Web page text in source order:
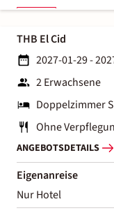
THB El Cid
2027-01-29 -
2 Erwachsene
Doppelzimmer
Ohne
ANGEBOTSDETAILS
Eigenanreise
Nur Hotel